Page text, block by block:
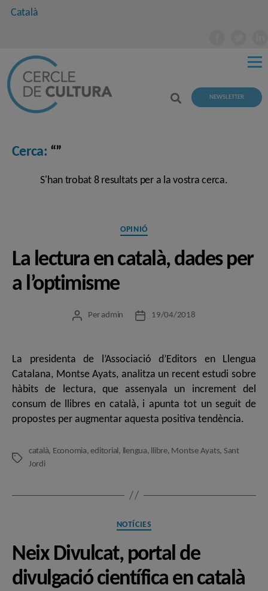
Català
NEWSLETTER
Cerca: “”
S'han trobat 8 resultats per a la vostra cerca.
Categories
OPINIÓ
La lectura en català, dades per
a l’optimisme
Autor
Per admin
Data19/04/2018
La presidenta de l’Associació d’Editors en Llengua
Catalana, Montse Ayats, analitza un recent estudi sobre
hàbits de lectura, que assenyala un increment del
consum de llibres en català, i apunta tot un seguit de
propostes per augmentar aquesta positiva tendència.
Etiquetes
català, Economia,editorial , llengua, llibre, Montse Ayats, Sant
Jordi
Categories
NOTÍCIES
Neix Divulcat, portal de
divulgació científica en català